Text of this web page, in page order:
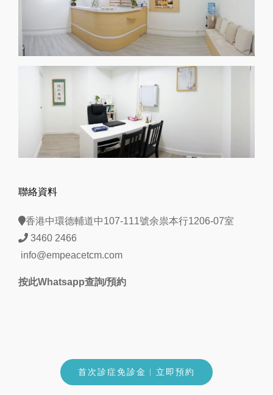
聯絡資料
香港中環德輔道中107-111號余祟本行1206-07室
3460 2466
info@empeacetcm.com
按此Whatsapp查詢/預約
首次診症免診金︱立即預約